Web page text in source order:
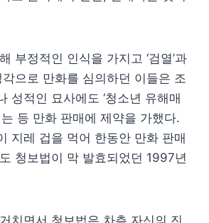
부정적인 인식을 가지고 ‘검열’과
으로 만화를 심의하던 이들은 조
성적인 묘사에도 ‘청소년 유해매
는 등 만화 판매에 제약을 가했다.
지레 겁을 먹어 한동안 만화 판매
청보법이 막 발효되었던 1997년
치면서 청보법은 차츰 자신의 진